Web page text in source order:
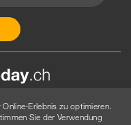
Erlebnis zu optimieren.
Sie der Verwendung